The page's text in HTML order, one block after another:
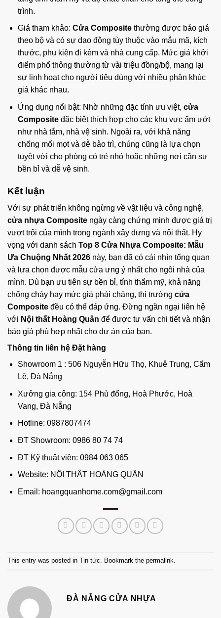
trình.
Giá tham khảo: Cửa Compositethường được báo giá
theo bộ và có sự dao động tùy thuộc vào mẫu mã, kích
thước, phụ kiện đi kèm và nhà cung cấp. Mức giá khởi
điểm phổ thông thường từ vài triệu đồng/bộ, mang lại
sự linh hoạt cho người tiêu dùng với nhiều phân khúc
giá khác nhau.
Ứng dụng nổi bật: Nhờ những đặc tính ưu việt, cửa
Compositeđặc biệt thích hợp cho các khu vực ẩm ướt
như nhà tắm, nhà vệ sinh. Ngoài ra, với khả năng
chống mối mọt và dễ bảo trì, chúng cũng là lựa chọn
tuyệt vời cho phòng có trẻ nhỏ hoặc những nơi cần sự
bền bỉ và dễ vệ sinh.
Kết luận
Với sự phát triển không ngừng về vật liệu và công nghệ,
cửa nhựa Composite ngày càng chứng minh được giá trị
vượt trội của mình trong ngành xây dựng và nội thất. Hy
vọng với danh sách Top 8 Cửa Nhựa Composite: Mẫu
Ưa Chuộng Nhất 2026 này, bạn đã có cái nhìn tổng quan
và lựa chọn được mẫu cửa ưng ý nhất cho ngôi nhà của
mình. Dù bạn ưu tiên sự bền bỉ, tính thẩm mỹ, khả năng
chống cháy hay mức giá phải chăng, thị trường cửa
Composite đều có thể đáp ứng. Đừng ngần ngại liên hệ
với Nội thất Hoàng Quân để được tư vấn chi tiết và nhận
báo giá phù hợp nhất cho dự án của bạn.
Thông tin liên hệ Đặt hàng
Showroom 1 : 506 Nguyễn Hữu Thọ, Khuê Trung, Cẩm
Lệ, Đà Nẵng
Xưởng gia công: 154 Phù đổng, Hoà Phước, Hoà
Vang, Đà Nẵng
Hotline: 0987807474
ĐT Showroom: 0986 80 74 74
ĐT Kỹ thuật viên: 0984 063 065
Website: NỘI THẤT HOÀNG QUÂN
Email: hoangquanhome.com@gmail.com
This entry was posted in Tin tức. Bookmark the permalink.
ĐÀ NẴNG CỬA NHỰA